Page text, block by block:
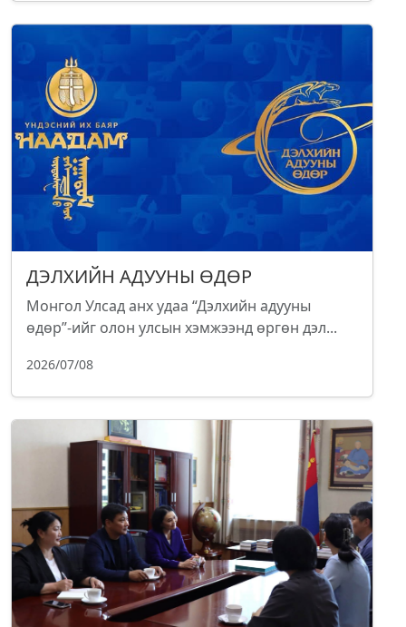
ДЭЛХИЙН АДУУНЫ ӨДӨР
Монгол Улсад анх удаа “Дэлхийн адууны
өдөр”-ийг олон улсын хэмжээнд өргөн дэл...
2026/07/08